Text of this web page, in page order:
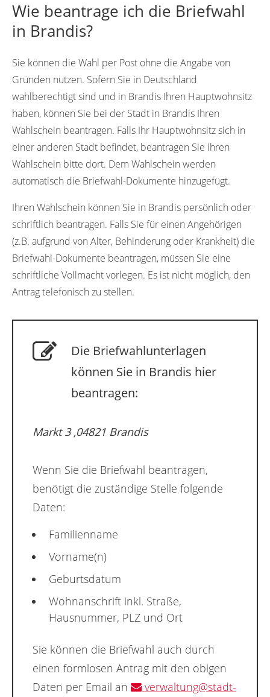
Wie beantrage ich die Briefwahl
in Brandis?
Sie können die Wahl per Post ohne die Angabe von
Gründen nutzen. Sofern Sie in Deutschland
wahlberechtigt sind und in Brandis Ihren Hauptwohnsitz
haben, können Sie bei der Stadt in Brandis Ihren
Wahlschein beantragen. Falls Ihr Hauptwohnsitz sich in
einer anderen Stadt befindet, beantragen Sie Ihren
Wahlschein bitte dort. Dem Wahlschein werden
automatisch die Briefwahl-Dokumente hinzugefügt.
Ihren Wahlschein können Sie in Brandis persönlich oder
schriftlich beantragen. Falls Sie für einen Angehörigen
(z.B. aufgrund von Alter, Behinderung oder Krankheit) die
Briefwahl-Dokumente beantragen, müssen Sie eine
schriftliche Vollmacht vorlegen. Es ist nicht möglich, den
Antrag telefonisch zu stellen.
Die Briefwahlunterlagen
können Sie in Brandis hier
beantragen:
Markt 3 ,04821 Brandis
Wenn Sie die Briefwahl beantragen,
benötigt die zuständige Stelle folgende
Daten:
Familienname
Vorname(n)
Geburtsdatum
Wohnanschrift inkl. Straße,
Hausnummer, PLZ und Ort
Sie können die Briefwahl auch durch
einen formlosen Antrag mit den obigen
Daten per Email an
verwaltung@stadt-